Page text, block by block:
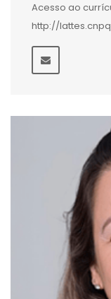
Acesso ao
http://